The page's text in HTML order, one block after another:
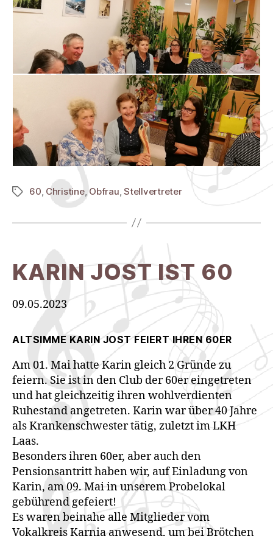
Schlagwörter
60, Christine, Obfrau,Stellvertreter
KARIN JOST IST 60
09.05.2023
ALTSIMME KARIN JOST FEIERT IHREN 60ER
Am 01. Mai hatte Karin gleich 2 Gründe zu
feiern. Sie ist in den Club der 60er eingetreten
und hat gleichzeitig ihren wohlverdienten
Ruhestand angetreten. Karin war über 40 Jahre
als Krankenschwester tätig, zuletzt im LKH
Laas.
Besonders ihren 60er, aber auch den
Pensionsantritt haben wir, auf Einladung von
Karin, am 09. Mai in unserem Probelokal
gebührend gefeiert!
Es waren beinahe alle Mitglieder vom
Vokalkreis Karnia anwesend, um bei Brötchen